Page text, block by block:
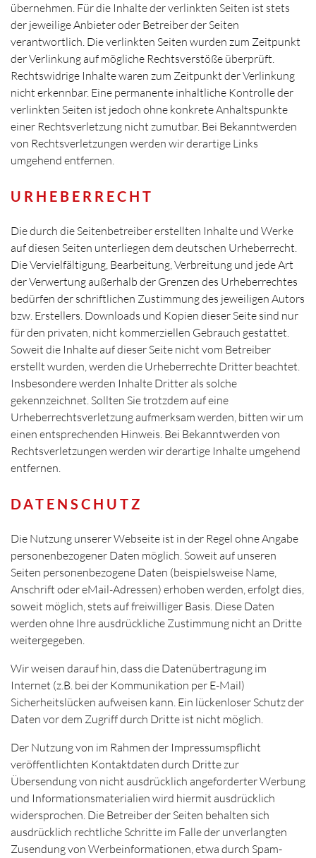
übernehmen. Für die Inhalte der verlinkten Seiten ist stets
der jeweilige Anbieter oder Betreiber der Seiten
verantwortlich. Die verlinkten Seiten wurden zum Zeitpunkt
der Verlinkung auf mögliche Rechtsverstöße überprüft.
Rechtswidrige Inhalte waren zum Zeitpunkt der Verlinkung
nicht erkennbar. Eine permanente inhaltliche Kontrolle der
verlinkten Seiten ist jedoch ohne konkrete Anhaltspunkte
einer Rechtsverletzung nicht zumutbar. Bei Bekanntwerden
von Rechtsverletzungen werden wir derartige Links
umgehend entfernen.
URHEBERRECHT
Die durch die Seitenbetreiber erstellten Inhalte und Werke
auf diesen Seiten unterliegen dem deutschen Urheberrecht.
Die Vervielfältigung, Bearbeitung, Verbreitung und jede Art
der Verwertung außerhalb der Grenzen des Urheberrechtes
bedürfen der schriftlichen Zustimmung des jeweiligen Autors
bzw. Erstellers. Downloads und Kopien dieser Seite sind nur
für den privaten, nicht kommerziellen Gebrauch gestattet.
Soweit die Inhalte auf dieser Seite nicht vom Betreiber
erstellt wurden, werden die Urheberrechte Dritter beachtet.
Insbesondere werden Inhalte Dritter als solche
gekennzeichnet. Sollten Sie trotzdem auf eine
Urheberrechtsverletzung aufmerksam werden, bitten wir um
einen entsprechenden Hinweis. Bei Bekanntwerden von
Rechtsverletzungen werden wir derartige Inhalte umgehend
entfernen.
DATENSCHUTZ
Die Nutzung unserer Webseite ist in der Regel ohne Angabe
personenbezogener Daten möglich. Soweit auf unseren
Seiten personenbezogene Daten (beispielsweise Name,
Anschrift oder eMail-Adressen) erhoben werden, erfolgt dies,
soweit möglich, stets auf freiwilliger Basis. Diese Daten
werden ohne Ihre ausdrückliche Zustimmung nicht an Dritte
weitergegeben.
Wir weisen darauf hin, dass die Datenübertragung im
Internet (z.B. bei der Kommunikation per E-Mail)
Sicherheitslücken aufweisen kann. Ein lückenloser Schutz der
Daten vor dem Zugriff durch Dritte ist nicht möglich.
Der Nutzung von im Rahmen der Impressumspflicht
veröffentlichten Kontaktdaten durch Dritte zur
Übersendung von nicht ausdrücklich angeforderter Werbung
und Informationsmaterialien wird hiermit ausdrücklich
widersprochen. Die Betreiber der Seiten behalten sich
ausdrücklich rechtliche Schritte im Falle der unverlangten
Zusendung von Werbeinformationen, etwa durch Spam-